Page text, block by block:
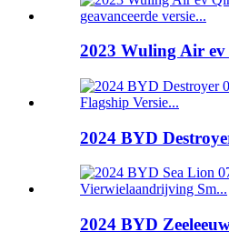
2023 Wuling Air
2024 BYD
2024 BYD